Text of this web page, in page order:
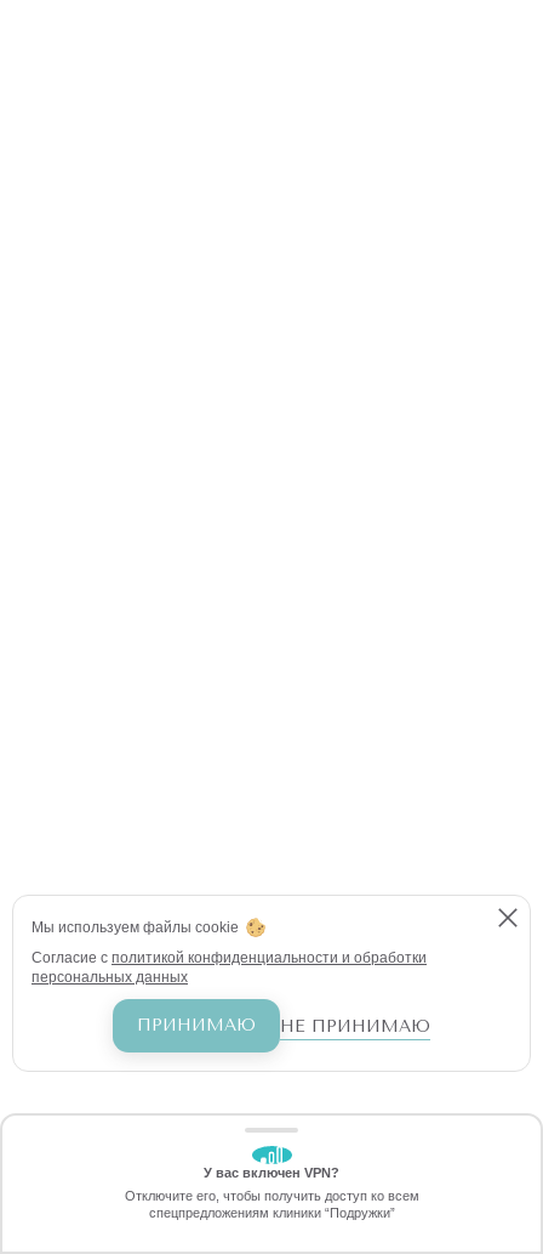
Позвоните
ЗАБЕРИТЕ СКИДКУ
4990 ₽
Мы используем файлы cookie
Согласие с политикой конфиденциальности и обработки
персональных данных
ПРИНИМАЮ НЕ ПРИНИМАЮ
У вас включен VPN?
Отключите его, чтобы получить доступ ко всем
спецпредложениям клиники “Подружки”